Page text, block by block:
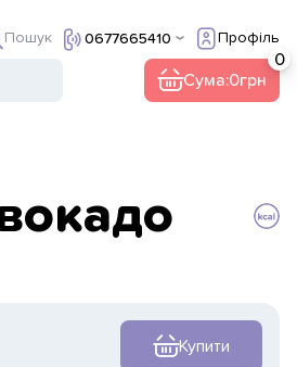
Пошук 0677665410 Профіль
Сума:0
Купити